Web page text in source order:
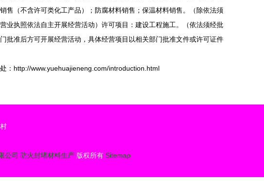
售（不含许可类化工产品）；防腐材料销售；保温材料销售。（除依法须
业执照依法自主开展经营活动）许可项目：建设工程施工。（依法须经批
批准后方可开展经营活动，具体经营项目以相关部门批准文件或许可证件
：http://www.yuehuajieneng.com/introduction.html
公司 防火封堵材料生产 版权所有 Sitemap